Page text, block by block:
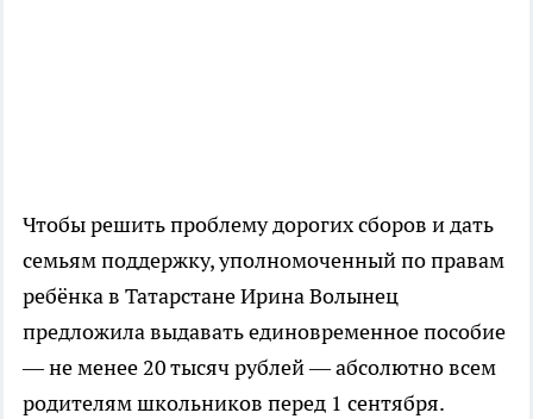
Чтобы решить проблему дорогих сборов и дать
семьям поддержку, уполномоченный по правам
ребёнка в Татарстане Ирина Волынец
предложила выдавать единовременное пособие
— не менее 20 тысяч рублей — абсолютно всем
родителям школьников перед 1 сентября.